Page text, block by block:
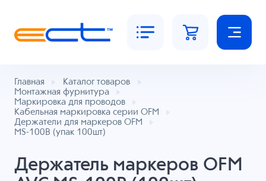
Главная
Каталог товаров
Монтажная фурнитура
Маркировка для проводов
Кабельная маркировка серии OFM
Держатели для маркеров OFM
MS-100B (упак 100шт)
Держатель маркеров OFM